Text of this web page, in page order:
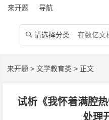
来开题 导航
 请选择分类
来开题 >文学教育类 > 正文
试析《我怀着满腔
处理